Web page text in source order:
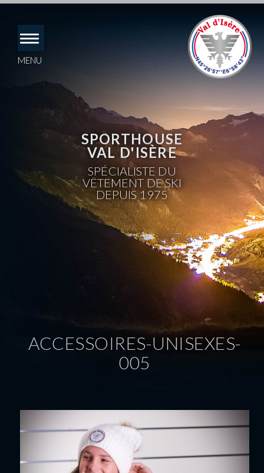
directement
contenu
MENU
SPORTHOUSE
VAL D'ISÈRE
SPÉCIALISTE DU
VÊTEMENT DE SKI
DEPUIS 1975
ACCESSOIRES-UNISEXES-
005